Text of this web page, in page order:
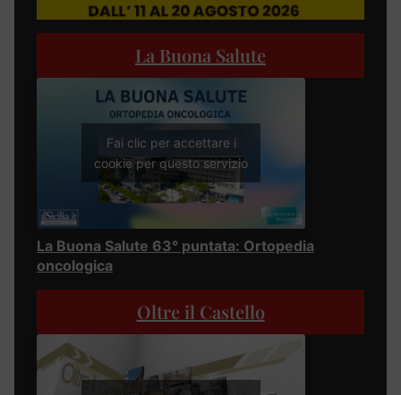
La Buona Salute
Fai clic per accettare i
cookie per questo servizio
La Buona Salute 63° puntata: Ortopedia
oncologica
Oltre il Castello